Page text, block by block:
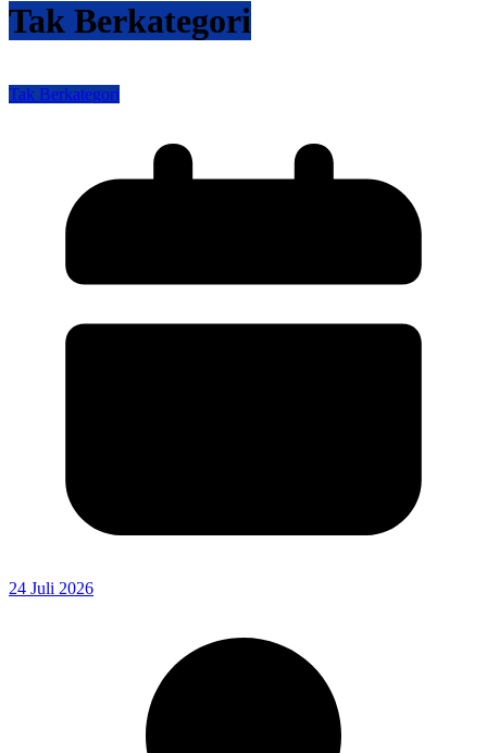
Tak Berkategori
Tak Berkategori
24 Juli 2026